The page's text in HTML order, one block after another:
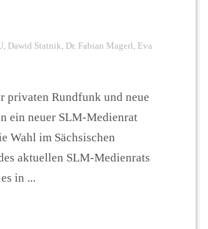
Dawid Statnik Dr. Fabian Magerl Eva
privaten Rundfunk und neue
ein neuer SLM-Medienrat
Wahl im Sächsischen
aktuellen SLM-Medienrats
in ...